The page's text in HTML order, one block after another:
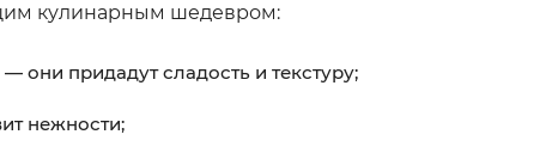
кулинарным шедевром:
они придадут сладость и текстуру;
нежности;